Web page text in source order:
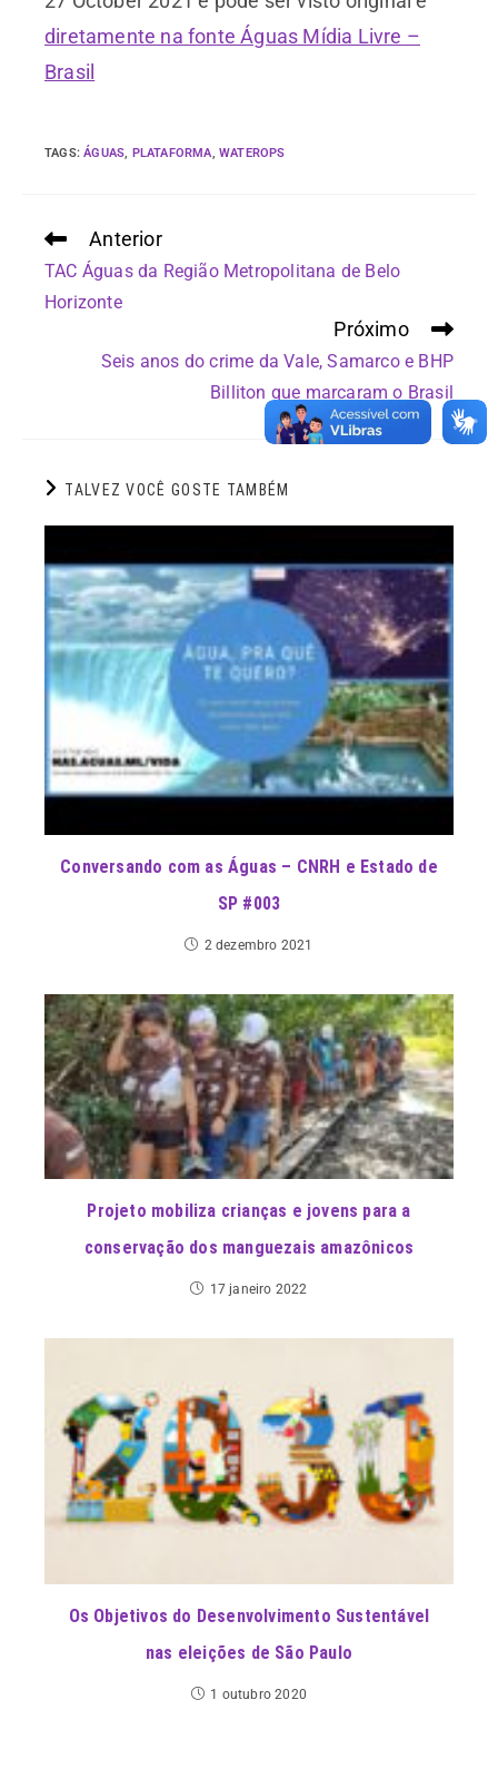
diretamente na fonte Águas Mídia Livre –
Brasil
TAGS:ÁGUAS, PLATAFORMA, WATEROPS
Anterior
TAC Águas da Região Metropolitana de Belo
Horizonte
Próximo
Seis anos do crime da Vale, Samarco e BHP
Billiton que marcaram o Brasil
TALVEZ VOCÊ GOSTE TAMBÉM
Conversando com as Águas – CNRH e Estado de
SP #003
2 dezembro 2021
Projeto mobiliza crianças e jovens para a
conservação dos manguezais amazônicos
17 janeiro 2022
Os Objetivos do Desenvolvimento Sustentável
nas eleições de São Paulo
1 outubro 2020